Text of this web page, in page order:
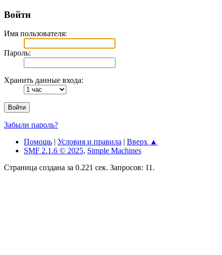
Войти
Имя пользователя:
Пароль:
Хранить данные входа:
Забыли пароль?
Помощь | Условия и правила | Вверх ▲
SMF 2.1.6 © 2025, Simple Machines
Страница создана за 0.221 сек. Запросов: 11.